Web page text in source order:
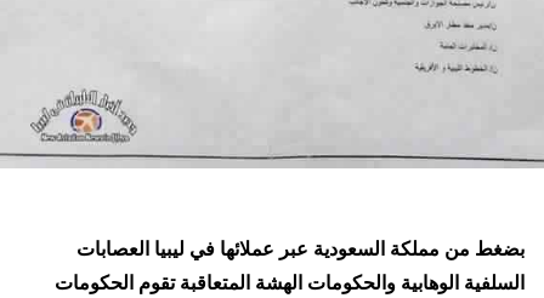
بضغط من مملكة السعودية عبر عملائها في ليبيا العصابات
السلفية الوهابية والحكومات الهشة المتعاقبة تقوم الحكومات